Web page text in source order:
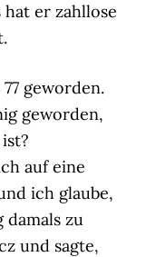
hat er zahllose
geworden.
geworden,
auf eine
ich glaube,
damals zu
und sagte,